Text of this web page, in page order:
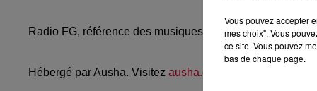
Radio FG, référence des musiques électroniques,
Hébergé par Ausha. Visitez ausha.co/politique-de-
Vous pouvez accepter
mes choix". Vous
ce site. Vous pouvez
bas de chaque page.